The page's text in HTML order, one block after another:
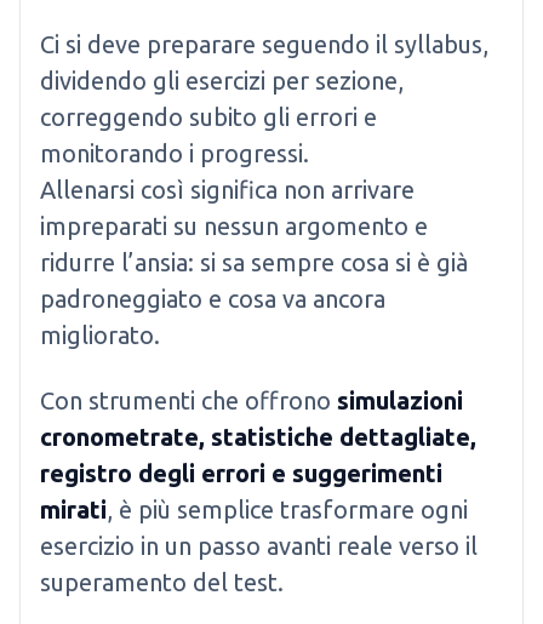
Ci si deve preparare seguendo il syllabus,
dividendo gli esercizi per sezione,
correggendo subito gli errori e
monitorando i progressi.
Allenarsi così significa non arrivare
impreparati su nessun argomento e
ridurre l’ansia: si sa sempre cosa si è già
padroneggiato e cosa va ancora
migliorato.
Con strumenti che offrono simulazioni
cronometrate, statistiche dettagliate,
registro degli errori e suggerimenti
mirati, è più semplice trasformare ogni
esercizio in un passo avanti reale verso il
superamento del test.